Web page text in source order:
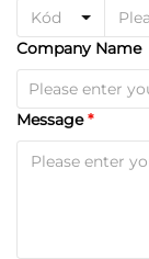
Kód
Company Name
Message